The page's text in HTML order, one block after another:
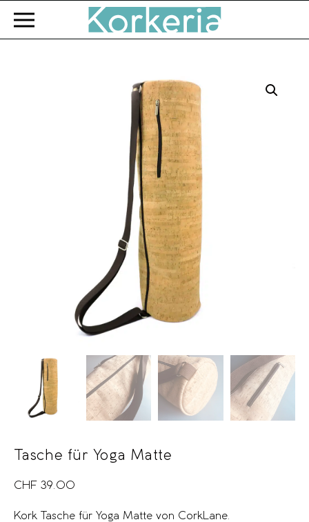
Zum Hauptinhalt springen
Tasche für Yoga Matte
CHF 39.00
Kork Tasche für Yoga Matte von CorkLane.